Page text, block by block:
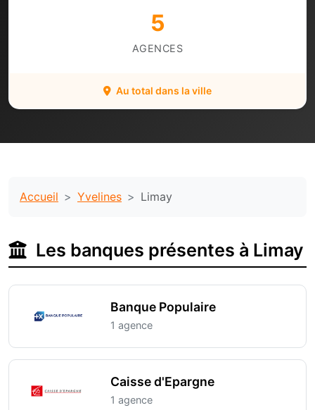
5
AGENCES
Au total dans la ville
Accueil Yvelines Limay
Les banques présentes à Limay
Banque Populaire
1 agence
Caisse d'Epargne
1 agence